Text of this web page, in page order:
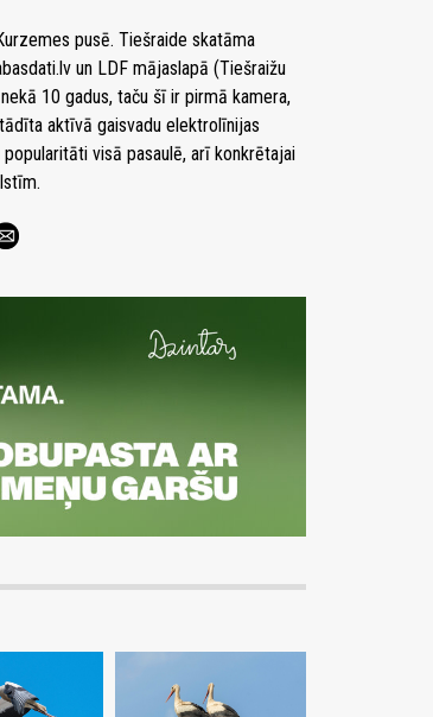
pusē. Tiešraide skatāma
un LDF mājaslapā (Tiešraižu
10 gadus, taču šī ir pirmā kamera,
aktīvā gaisvadu elektrolīnijas
visā pasaulē, arī konkrētajai